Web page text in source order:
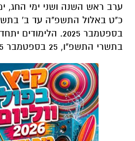
ערב ראש השנה ושני ימי החג,
בספטמבר 2025.
בתשרי התשפ"ו, 25 בספטמבר 2025.